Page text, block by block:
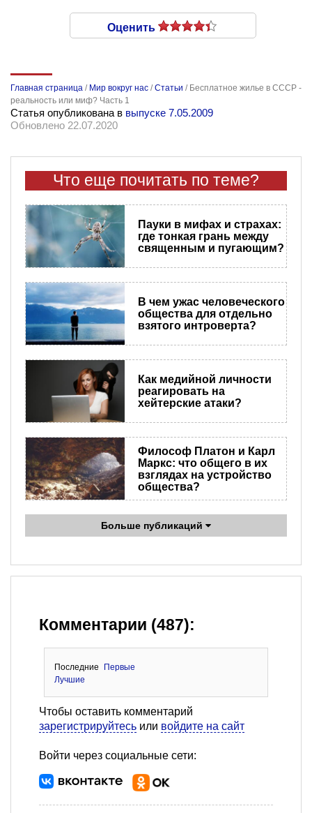
Оценить
Главная страница / Мир вокруг нас /Статьи / Бесплатное жилье в СССР -
реальность или миф? Часть 1
Статья опубликована в выпуске 7.05.2009
Обновлено 22.07.2020
Что еще почитать по теме?
Пауки в мифах и страхах:
где тонкая грань между
священным и пугающим?
В чем ужас человеческого
общества для отдельно
взятого интроверта?
Как медийной личности
реагировать на
хейтерские атаки?
Философ Платон и Карл
Маркс: что общего в их
взглядах на устройство
общества?
Больше публикаций
Комментарии (487):
Последние
Первые
Лучшие
Чтобы оставить комментарий
зарегистрируйтесь или войдите на сайт
Войти через социальные сети: